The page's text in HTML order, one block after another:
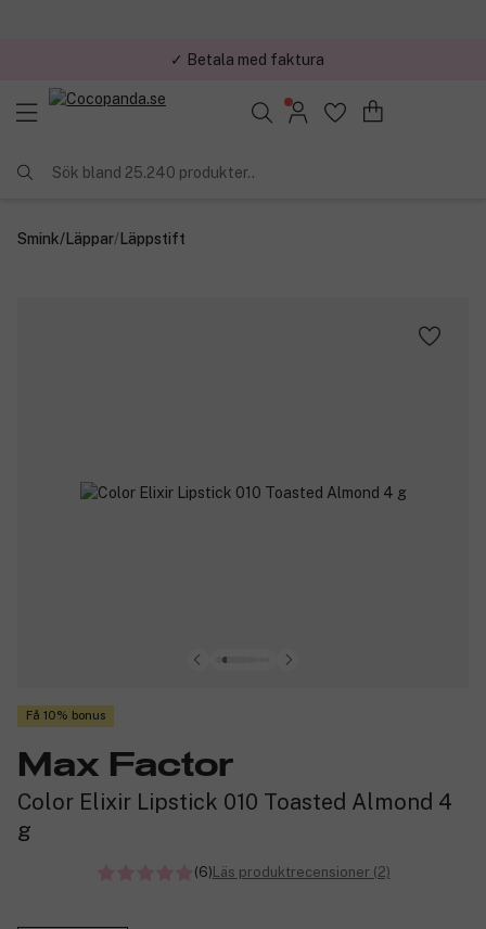
✓ Trygg E-handel
Sök bland 25.240 produkter..
Smink/Läppar/Läppstift
Få 10% bonus
Max Factor
Color Elixir Lipstick 010 Toasted Almond 4
g
(6)Läs produktrecensioner (2)